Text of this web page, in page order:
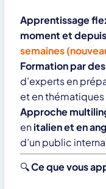
Apprentissage
moment et
semaines
Formation par
d’experts en
et en
Approche
enitalien et en
d’un public
🔍Ce que vous